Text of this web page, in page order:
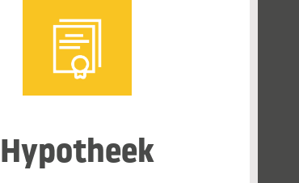
Hypotheek